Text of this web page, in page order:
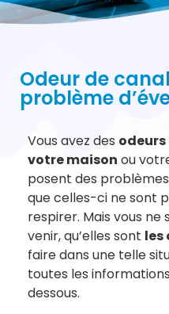
Odeur de
problème
Vous avez des
votre maison ou
posent des problèmes
que celles-ci ne sont
respirer. Mais vous ne
venir, qu’elles sont les
faire dans une telle
toutes les
dessous.